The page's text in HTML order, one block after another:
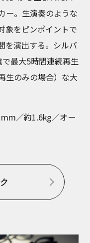
ー。生演奏のような
象をピンポイントで
を演出する。シルバ
最大5時間連続再生
生のみの場合）な大
／約1.6kg／オー